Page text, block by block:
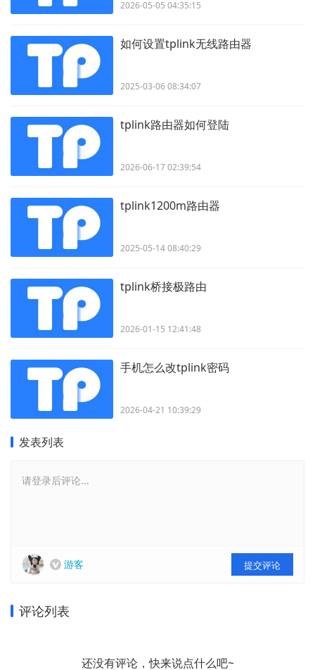
2026-05-05 04:35:15
如何设置tplink无线路由器
2025-03-06 08:34:07
tplink路由器如何登陆
2026-06-17 02:39:54
tplink1200m路由器
2025-05-14 08:40:29
tplink桥接极路由
2026-01-15 12:41:48
手机怎么改tplink密码
2026-04-21 10:39:29
发表列表
请登录后评论...
游客 提交评论
评论列表
还没有评论，快来说点什么吧~